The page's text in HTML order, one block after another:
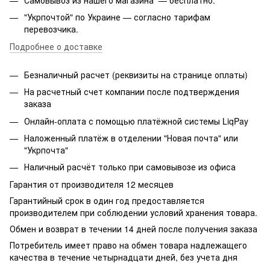
"Укрпочтой" по Украине — согласно тарифам
перевозчика.
Подробнее о доставке
Безналичный расчет (реквизиты на странице оплаты)
На расчетный счет компании после подтверждения
заказа
Онлайн-оплата с помощью платёжной системы LiqPay
Наложенный платёж в отделении "Новая почта" или
"Укрпочта"
Наличный расчёт только при самовывозе из офиса
Гарантия от производителя 12 месяцев
Гарантийный срок в один год предоставляется
производителем при соблюдении условий хранения товара.
Обмен и возврат в течении 14 дней после получения заказа
Потребитель имеет право на обмен товара надлежащего
качества в течение четырнадцати дней, без учета дня